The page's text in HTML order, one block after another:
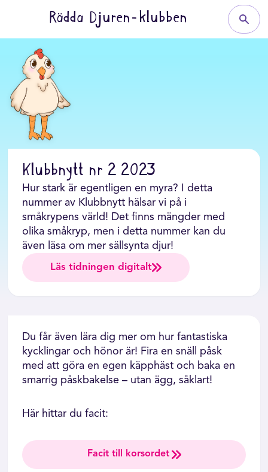
Rädda Djuren-klubben
Klubbnytt nr 2 2023
Hur stark är egentligen en myra? I detta
nummer av Klubbnytt hälsar vi på i
småkrypens värld! Det finns mängder med
olika småkryp, men i detta nummer kan du
även läsa om mer sällsynta djur!
Läs tidningen digitalt
Du får även lära dig mer om hur fantastiska
kycklingar och hönor är! Fira en snäll påsk
med att göra en egen käpphäst och baka en
smarrig påskbakelse – utan ägg, såklart!
Här hittar du facit:
Facit till korsordet